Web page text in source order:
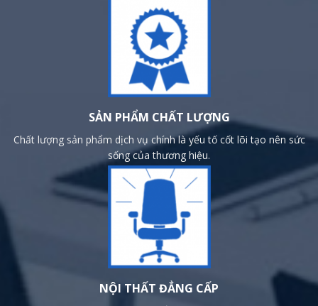
SẢN PHẨM CHẤT LƯỢNG
Chất lượng sản phẩm dịch vụ chính là yếu tố cốt lõi tạo nên sức
sống của thương hiệu.
NỘI THẤT ĐẲNG CẤP